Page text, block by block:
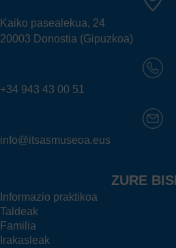
Kaiko pasealekua, 24
20003 Donostia (Gipuzkoa)
+34 943 43 00 51
info@itsasmuseoa.eus
ZURE
Informazio praktikoa
Taldeak
Familia
Irakasleak